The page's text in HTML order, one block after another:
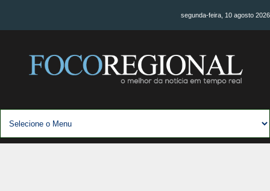
segunda-feira, 10 agosto 2026